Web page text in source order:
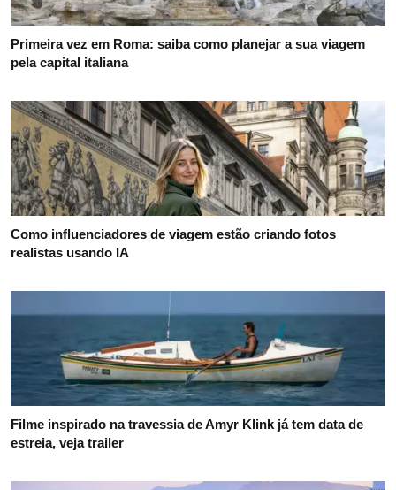
Primeira vez em Roma: saiba como planejar a sua viagem
pela capital italiana
Como influenciadores de viagem estão criando fotos
realistas usando IA
Filme inspirado na travessia de Amyr Klink já tem data de
estreia, veja trailer